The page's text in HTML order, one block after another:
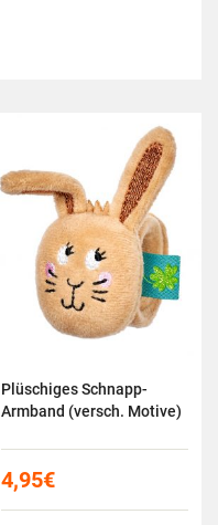
Plüschiges Schnapp-
Armband (versch. Motive)
4,95€